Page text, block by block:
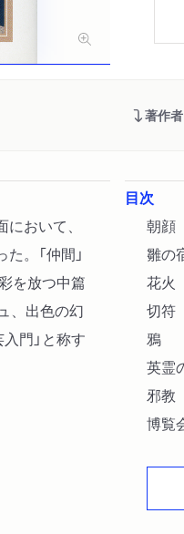
著作
おいて、
。「仲間」
を放つ中篇
、出色の幻
門」と称す
目次
朝顔
雛の
花火
切符
鴉
英霊
邪教
博覧
月澹